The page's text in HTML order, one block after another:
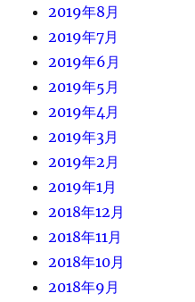
2019年8月
2019年7月
2019年6月
2019年5月
2019年4月
2019年3月
2019年2月
2019年1月
2018年12月
2018年11月
2018年10月
2018年9月